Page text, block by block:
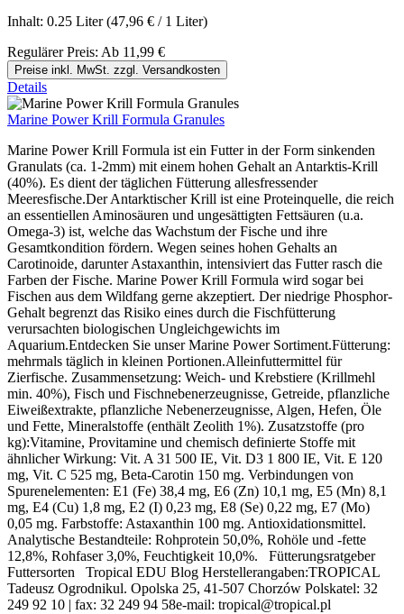
Inhalt: 0.25 Liter(47,96 € / 1 Liter)
Regulärer Preis: Ab 11,99 €
Preise inkl. MwSt. zzgl. Versandkosten
Details
Marine Power Krill Formula Granules
Marine Power Krill Formula ist ein Futter in der Form sinkenden
Granulats (ca. 1-2mm) mit einem hohen Gehalt an Antarktis-Krill
(40%). Es dient der täglichen Fütterung allesfressender
Meeresfische.Der Antarktischer Krill ist eine Proteinquelle, die reich
an essentiellen Aminosäuren und ungesättigten Fettsäuren (u.a.
Omega-3) ist, welche das Wachstum der Fische und ihre
Gesamtkondition fördern. Wegen seines hohen Gehalts an
Carotinoide, darunter Astaxanthin, intensiviert das Futter rasch die
Farben der Fische. Marine Power Krill Formula wird sogar bei
Fischen aus dem Wildfang gerne akzeptiert. Der niedrige Phosphor-
Gehalt begrenzt das Risiko eines durch die Fischfütterung
verursachten biologischen Ungleichgewichts im
Aquarium.Entdecken Sie unser Marine Power Sortiment.Fütterung:
mehrmals täglich in kleinen Portionen.Alleinfuttermittel für
Zierfische. Zusammensetzung: Weich- und Krebstiere (Krillmehl
min. 40%), Fisch und Fischnebenerzeugnisse, Getreide, pflanzliche
Eiweißextrakte, pflanzliche Nebenerzeugnisse, Algen, Hefen, Öle
und Fette, Mineralstoffe (enthält Zeolith 1%). Zusatzstoffe (pro
kg):Vitamine, Provitamine und chemisch definierte Stoffe mit
ähnlicher Wirkung: Vit. A 31 500 IE, Vit. D3 1 800 IE, Vit. E 120
mg, Vit. C 525 mg, Beta-Carotin 150 mg. Verbindungen von
Spurenelementen: E1 (Fe) 38,4 mg, E6 (Zn) 10,1 mg, E5 (Mn) 8,1
mg, E4 (Cu) 1,8 mg, E2 (I) 0,23 mg, E8 (Se) 0,22 mg, E7 (Mo)
0,05 mg. Farbstoffe: Astaxanthin 100 mg. Antioxidationsmittel.
Analytische Bestandteile: Rohprotein 50,0%, Rohöle und -fette
12,8%, Rohfaser 3,0%, Feuchtigkeit 10,0%. Fütterungsratgeber
Futtersorten Tropical EDU Blog Herstellerangaben:TROPICAL
Tadeusz Ogrodnikul. Opolska 25, 41-507 Chorzów Polskatel: 32
249 92 10 | fax: 32 249 94 58e-mail: tropical@tropical.pl